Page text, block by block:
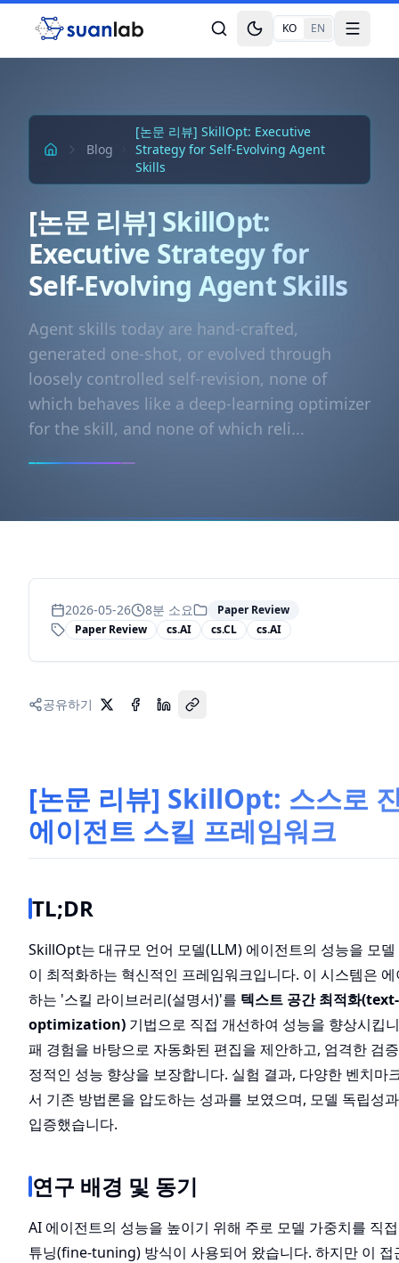
본문으로 건너뛰기
Toggle theme
KO EN Toggle
Blog
[논문 리뷰] SkillOpt: Executive
Strategy for Self-Evolving Agent
Skills
[논문 리뷰] SkillOpt:
Executive Strategy for
Self-Evolving Agent Skills
Agent skills today are hand-crafted,
generated one-shot, or evolved through
loosely controlled self-revision, none of
which behaves like a deep-learning optimizer
for the skill, and none of which reli...
2026-05-26 8분 소요
Paper Review
Paper Review
cs.AI cs.CL cs.AI
공유하기
[논문 리뷰] SkillOpt: 스스로
에이전트 스킬 프레임워크
TL;DR
SkillOpt는 대규모 언어 모델(LLM) 에이전트의 성능을 모
이 최적화하는 혁신적인 프레임워크입니다. 이 시스템은
하는 '스킬 라이브러리(설명서)'를 텍스트 공간 최적화
optimization) 기법으로 직접 개선하여 성능을 향상시킵
패 경험을 바탕으로 자동화된 편집을 제안하고, 엄격한 검
정적인 성능 향상을 보장합니다. 실험 결과, 다양한 벤치마
서 기존 방법론을 압도하는 성과를 보였으며, 모델 독립성
입증했습니다.
연구 배경 및 동기
AI 에이전트의 성능을 높이기 위해 주로 모델 가중치를 직
튜닝(fine-tuning) 방식이 사용되어 왔습니다. 하지만 이 접